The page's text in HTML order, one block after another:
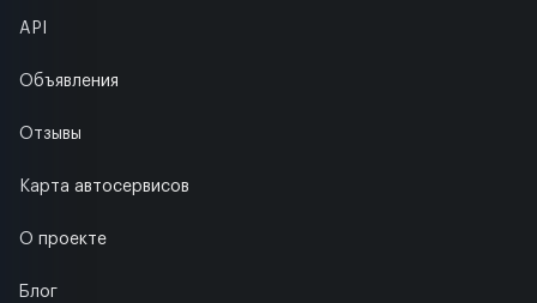
API
Объявления
Отзывы
Карта автосервисов
О проекте
Блог